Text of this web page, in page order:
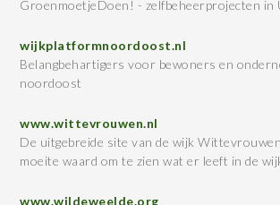
GroenmoetjeDoen! - zelfbeheerprojecten in
wijkplatformnoordoost.nl
Belangbehartigers voor bewoners en
noordoost
www.wittevrouwen.nl
De uitgebreide site van de wijk
moeite waard om te zien wat er leeft in de
www.wildeweelde.org